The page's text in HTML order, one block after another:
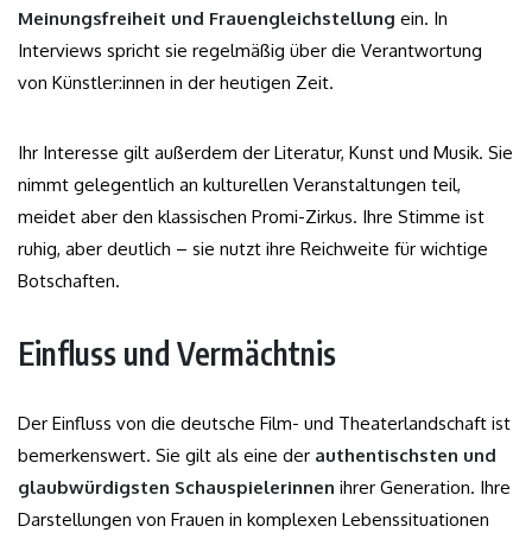
Meinungsfreiheit und Frauengleichstellung ein. In
Interviews spricht sie regelmäßig über die Verantwortung
von Künstler:innen in der heutigen Zeit.
Ihr Interesse gilt außerdem der Literatur, Kunst und Musik. Sie
nimmt gelegentlich an kulturellen Veranstaltungen teil,
meidet aber den klassischen Promi-Zirkus. Ihre Stimme ist
ruhig, aber deutlich – sie nutzt ihre Reichweite für wichtige
Botschaften.
Einfluss und Vermächtnis
Der Einfluss von die deutsche Film- und Theaterlandschaft ist
bemerkenswert. Sie gilt als eine der authentischsten und
glaubwürdigsten Schauspielerinnen ihrer Generation. Ihre
Darstellungen von Frauen in komplexen Lebenssituationen